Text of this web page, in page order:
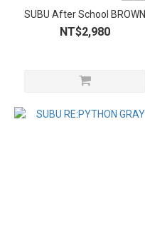
SUBU After School BROWN
NT$2,980